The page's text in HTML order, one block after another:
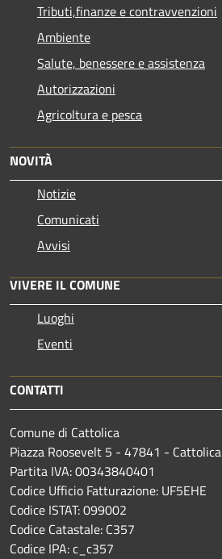
Tributi,finanze e contravvenzioni
Ambiente
Salute, benessere e assistenza
Autorizzazioni
Agricoltura e pesca
NOVITÀ
Notizie
Comunicati
Avvisi
VIVERE IL COMUNE
Luoghi
Eventi
CONTATTI
Comune di Cattolica
Piazza Roosevelt 5 - 47841 - Cattolica
Partita IVA: 00343840401
Codice Ufficio Fatturazione: UF5EHE
Codice ISTAT: 099002
Codice Catastale: C357
Codice IPA: c_c357